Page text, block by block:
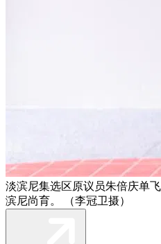
淡滨尼集选区原议员朱倍庆单
滨尼尚育。 （李冠卫摄）